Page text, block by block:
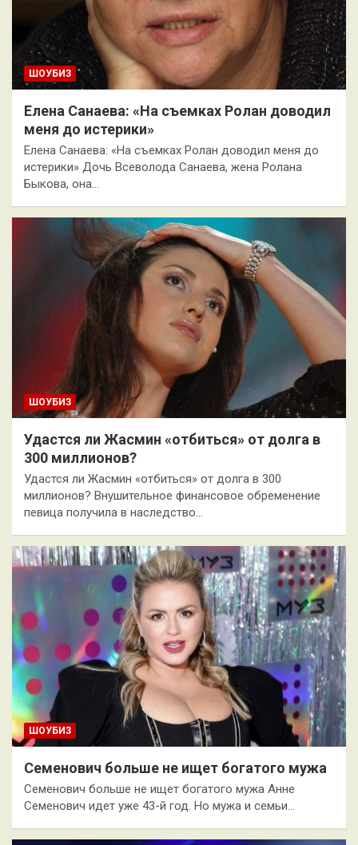
ШОУБИЗ
Елена Санаева: «На съемках Ролан доводил
меня до истерики»
Елена Санаева: «На съемках Ролан доводил меня до
истерики» Дочь Всеволода Санаева, жена Ролана
Быкова, она…
ШОУБИЗ
Удастся ли Жасмин «отбиться» от долга в
300 миллионов?
Удастся ли Жасмин «отбиться» от долга в 300
миллионов? Внушительное финансовое обременение
певица получила в наследство…
ШОУБИЗ
Семенович больше не ищет богатого мужа
Семенович больше не ищет богатого мужа Анне
Семенович идет уже 43-й год. Но мужа и семьи…